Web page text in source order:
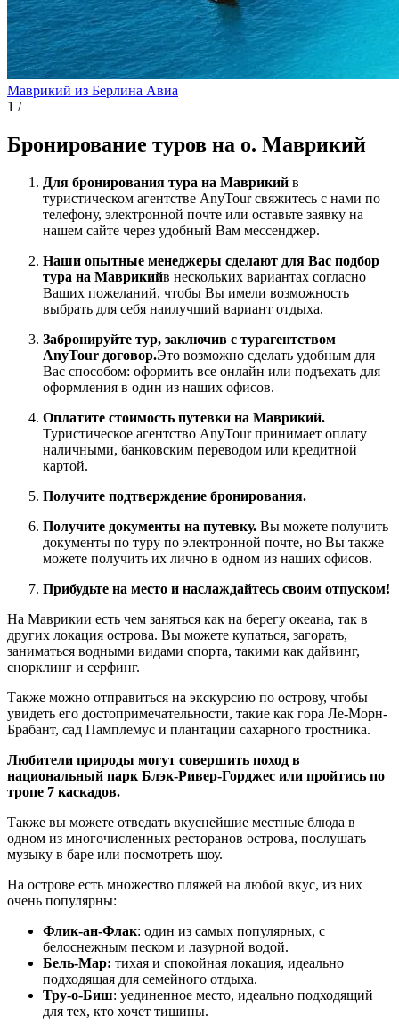
Маврикий из Берлина Авиа
1 /
Бронирование туров на о. Маврикий
Для бронирования тура на Маврикий в
туристическом агентстве AnyTour свяжитесь с нами по
телефону, электронной почте или оставьте заявку на
нашем сайте через удобный Вам мессенджер.
Наши опытные менеджеры сделают для Вас подбор
тура на Маврикийв нескольких вариантах согласно
Ваших пожеланий, чтобы Вы имели возможность
выбрать для себя наилучший вариант отдыха.
Забронируйте тур, заключив с турагентством
AnyTour договор.Это возможно сделать удобным для
Вас способом: оформить все онлайн или подъехать для
оформления в один из наших офисов.
Оплатите стоимость путевки на Маврикий.
Туристическое агентство AnyTour принимает оплату
наличными, банковским переводом или кредитной
картой.
Получите подтверждение бронирования.
Получите документы на путевку. Вы можете получить
документы по туру по электронной почте, но Вы также
можете получить их лично в одном из наших офисов.
Прибудьте на место и наслаждайтесь своим отпуском!
На Маврикии есть чем заняться как на берегу океана, так в
других локация острова. Вы можете купаться, загорать,
заниматься водными видами спорта, такими как дайвинг,
снорклинг и серфинг.
Также можно отправиться на экскурсию по острову, чтобы
увидеть его достопримечательности, такие как гора Ле-Морн-
Брабант, сад Памплемус и плантации сахарного тростника.
Любители природы могут совершить поход в
национальный парк Блэк-Ривер-Горджес или пройтись по
тропе 7 каскадов.
Также вы можете отведать вкуснейшие местные блюда в
одном из многочисленных ресторанов острова, послушать
музыку в баре или посмотреть шоу.
На острове есть множество пляжей на любой вкус, из них
очень популярны:
Флик-ан-Флак: один из самых популярных, с
белоснежным песком и лазурной водой.
Бель-Мар: тихая и спокойная локация, идеально
подходящая для семейного отдыха.
Тру-о-Биш: уединенное место, идеально подходящий
для тех, кто хочет тишины.